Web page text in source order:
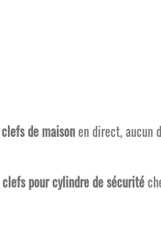
clefs de maisonen direct, aucun
clefs pour cylindre de sécurité